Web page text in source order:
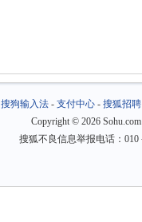
搜狗输入法- 支付中心- 搜狐招聘
Copyright © 2026
搜狐不良信息举报电话：010